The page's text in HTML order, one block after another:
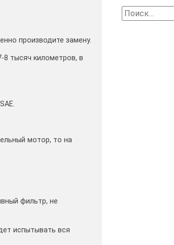
производите замену.
тысяч километров, в
мотор, то на
фильтр, не
испытывать вся
Найти: